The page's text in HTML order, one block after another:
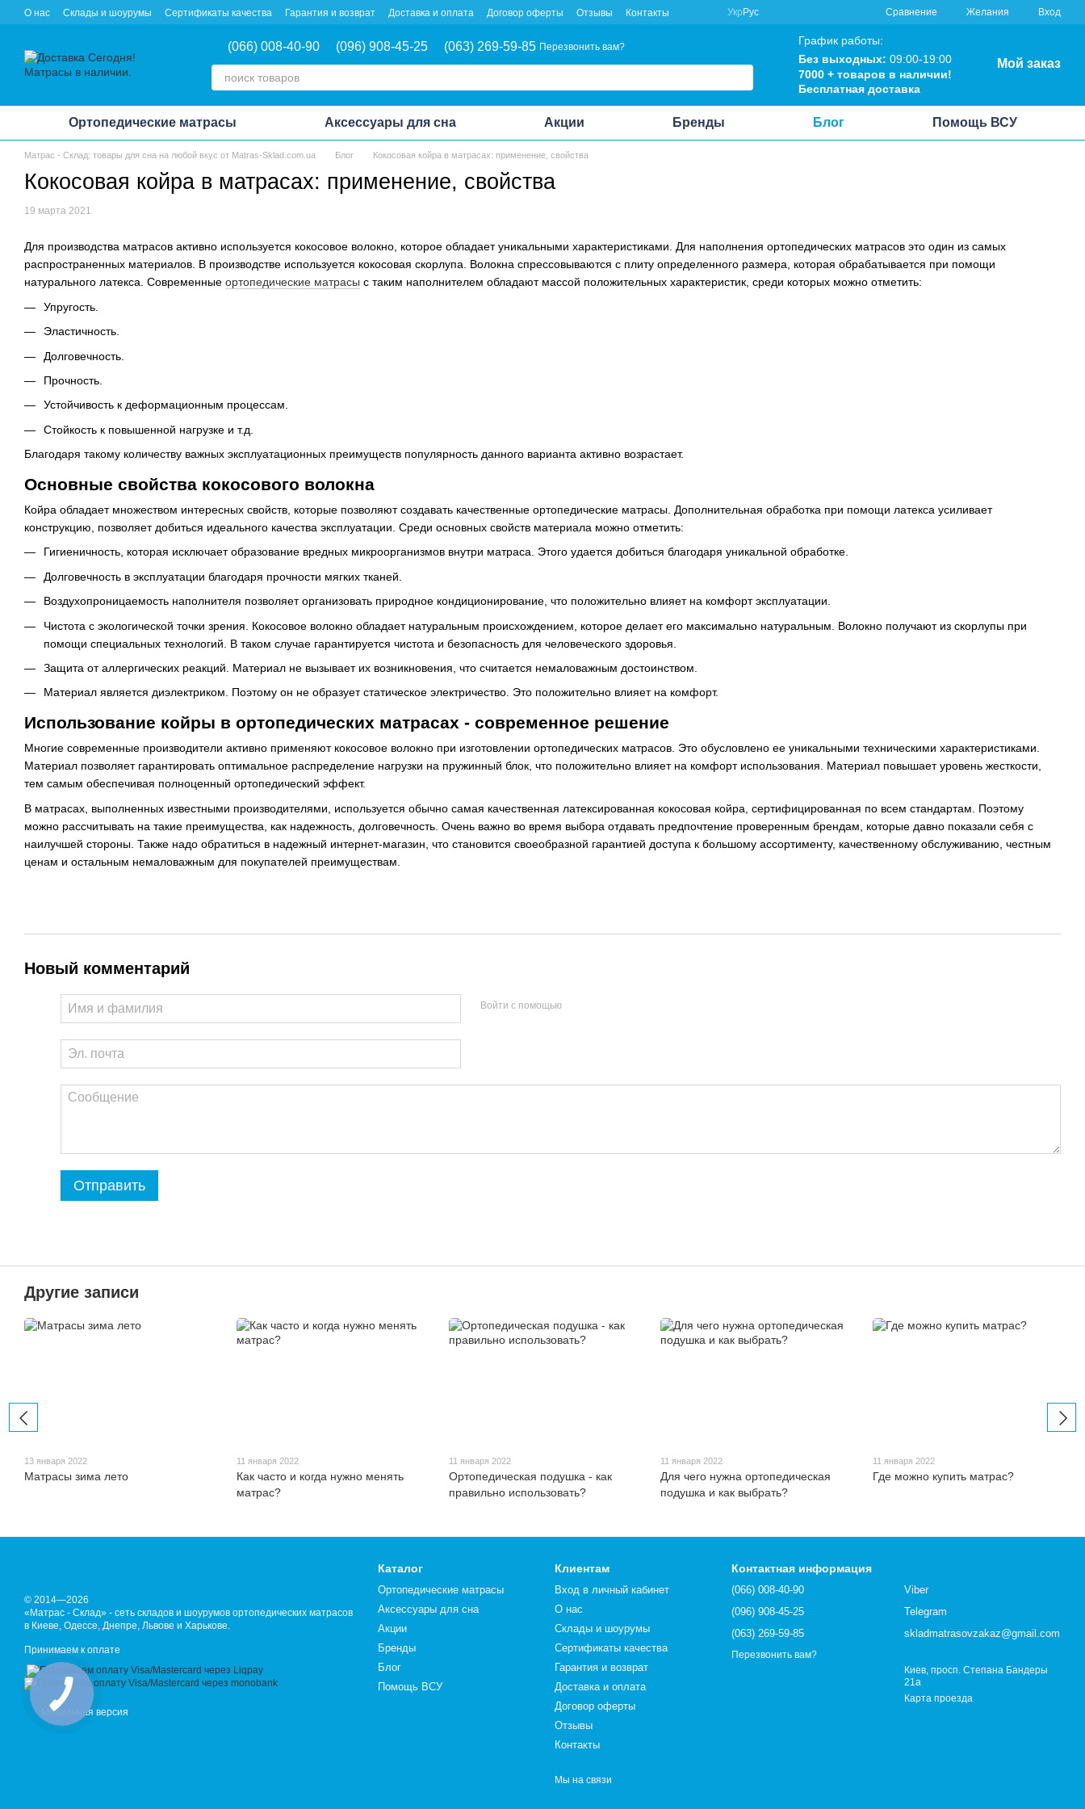
Перейти к основному контенту
О нас Склады и шоурумы Сертификаты качества Гарантия и возврат Доставка и оплата Договор оферты Отзывы Контакты Укр Рус Сравнение Желания Вход
(066) 008-40-90 (096) 908-45-25 (063) 269-59-85 Перезвонить вам?
График работы:
Без выходных: 09:00-19:00
7000 + товаров в наличии!
Бесплатная доставка
Мой заказ
Ортопедические матрасы Аксессуары для сна Акции Бренды Блог Помощь ВСУ
Матрас - Склад: товары для сна на любой вкус от Matras-Sklad.com.ua Блог Кокосовая койра в матрасах: применение, свойства
Кокосовая койра в матрасах: применение, свойства
19 марта 2021
Для производства матрасов активно используется кокосовое волокно, которое обладает уникальными характеристиками. Для наполнения ортопедических матрасов это один из самых
распространенных материалов. В производстве используется кокосовая скорлупа. Волокна спрессовываются с плиту определенного размера, которая обрабатывается при помощи
натурального латекса. Современные ортопедические матрасы с таким наполнителем обладают массой положительных характеристик, среди которых можно отметить:
Упругость.
Эластичность.
Долговечность.
Прочность.
Устойчивость к деформационным процессам.
Стойкость к повышенной нагрузке и т.д.
Благодаря такому количеству важных эксплуатационных преимуществ популярность данного варианта активно возрастает.
Основные свойства кокосового волокна
Койра обладает множеством интересных свойств, которые позволяют создавать качественные ортопедические матрасы. Дополнительная обработка при помощи латекса усиливает
конструкцию, позволяет добиться идеального качества эксплуатации. Среди основных свойств материала можно отметить:
Гигиеничность, которая исключает образование вредных микроорганизмов внутри матраса. Этого удается добиться благодаря уникальной обработке.
Долговечность в эксплуатации благодаря прочности мягких тканей.
Воздухопроницаемость наполнителя позволяет организовать природное кондиционирование, что положительно влияет на комфорт эксплуатации.
Чистота с экологической точки зрения. Кокосовое волокно обладает натуральным происхождением, которое делает его максимально натуральным. Волокно получают из скорлупы при
помощи специальных технологий. В таком случае гарантируется чистота и безопасность для человеческого здоровья.
Защита от аллергических реакций. Материал не вызывает их возникновения, что считается немаловажным достоинством.
Материал является диэлектриком. Поэтому он не образует статическое электричество. Это положительно влияет на комфорт.
Использование койры в ортопедических матрасах - современное решение
Многие современные производители активно применяют кокосовое волокно при изготовлении ортопедических матрасов. Это обусловлено ее уникальными техническими характеристиками.
Материал позволяет гарантировать оптимальное распределение нагрузки на пружинный блок, что положительно влияет на комфорт использования. Материал повышает уровень жесткости,
тем самым обеспечивая полноценный ортопедический эффект.
В матрасах, выполненных известными производителями, используется обычно самая качественная латексированная кокосовая койра, сертифицированная по всем стандартам. Поэтому
можно рассчитывать на такие преимущества, как надежность, долговечность. Очень важно во время выбора отдавать предпочтение проверенным брендам, которые давно показали себя с
наилучшей стороны. Также надо обратиться в надежный интернет-магазин, что становится своеобразной гарантией доступа к большому ассортименту, качественному обслуживанию, честным
ценам и остальным немаловажным для покупателей преимуществам.
Новый комментарий
Войти с помощью
Отправить
Другие записи
13 января 2022
Матрасы зима лето
11 января 2022
Как часто и когда нужно менять
матрас?
11 января 2022
Ортопедическая подушка - как
правильно использовать?
11 января 2022
Для чего нужна ортопедическая
подушка и как выбрать?
11 января 2022
Где можно купить матрас?
© 2014—2026
«Матрас - Склад» - сеть складов и шоурумов ортопедических матрасов
в Киеве, Одессе, Днепре, Львове и Харькове.
Принимаем к оплате
Мобильная версия
Каталог
Ортопедические матрасы
Аксессуары для сна
Акции
Бренды
Блог
Помощь ВСУ
Клиентам
Вход в личный кабинет
О нас
Склады и шоурумы
Сертификаты качества
Гарантия и возврат
Доставка и оплата
Договор оферты
Отзывы
Контакты
Мы на связи
Контактная информация
(066) 008-40-90
(096) 908-45-25
(063) 269-59-85
Перезвонить вам?
Viber
Telegram
skladmatrasovzakaz@gmail.com
Киев, просп. Степана Бандеры
21а
Карта проезда